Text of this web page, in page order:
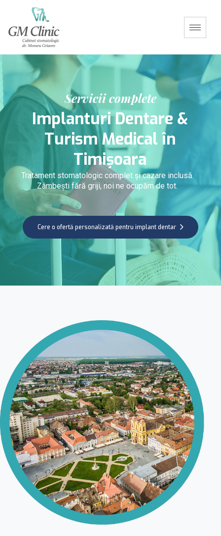
Serviciicomplete
Tratament stomatologic complet și cazare inclusă.
Zâmbești fără griji, noi ne ocupăm de tot.
Cere o ofertă personalizată pentru implant dentar
Implanturi Dentare &
Turism Medical în
Timișoara